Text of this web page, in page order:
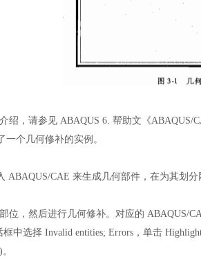
绍，请参见 ABAQUS 6. 帮助文《ABAQUS/
一个几何修补的实例。
ABAQUS/CAE 来生成几何部件，在为其划
位，然后进行几何修补。对应的 ABAQUS/
框中选择 Invalid entities; Errors，单击